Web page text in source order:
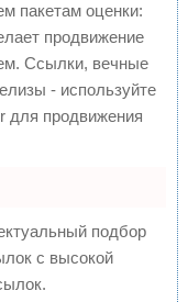
пакетам оценки:
продвижение
Ссылки, вечные
- используйте
для продвижения
подбор
с высокой